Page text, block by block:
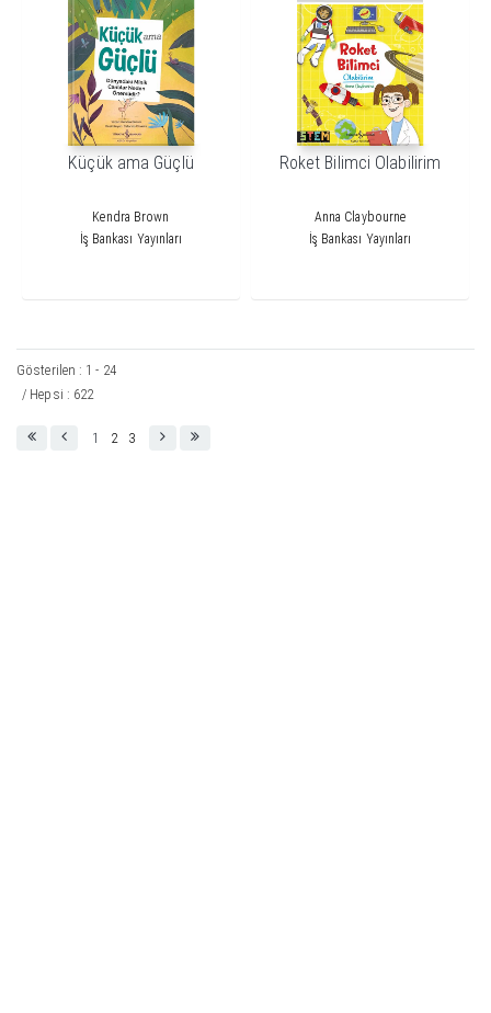
Küçük ama Güçlü
Kendra Brown
İş Bankası Yayınları
Roket Bilimci Olabilirim
Anna Claybourne
İş Bankası Yayınları
Gösterilen : 1 - 24
/ Hepsi : 622
1 2 3